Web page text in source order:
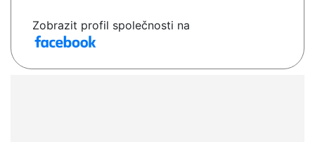
Zobrazit profil společnosti na